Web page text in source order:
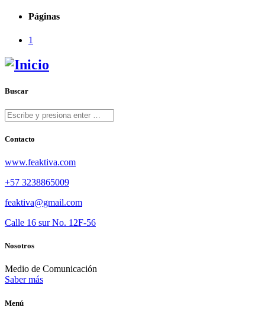
Páginas
1
Buscar
Contacto
www.feaktiva.com
+57 3238865009
feaktiva@gmail.com
Calle 16 sur No. 12F-56
Nosotros
Medio de Comunicación
Saber más
Menú